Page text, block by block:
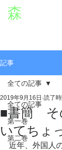
森
記事
全ての記事
第一巻
第二巻
全ての記事
■書簡 そ
いてちょ
2019年9月16日 読了
近年、外国人